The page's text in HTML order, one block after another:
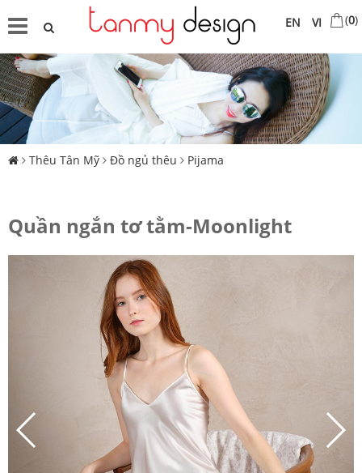
VI
EN (0)
Thêu Tân Mỹ Đồ ngủ thêu Pijama
Quần ngắn tơ tằm-Moonlight